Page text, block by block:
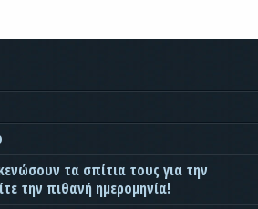
τα σπίτια τους για την
την πιθανή ημερομηνία!